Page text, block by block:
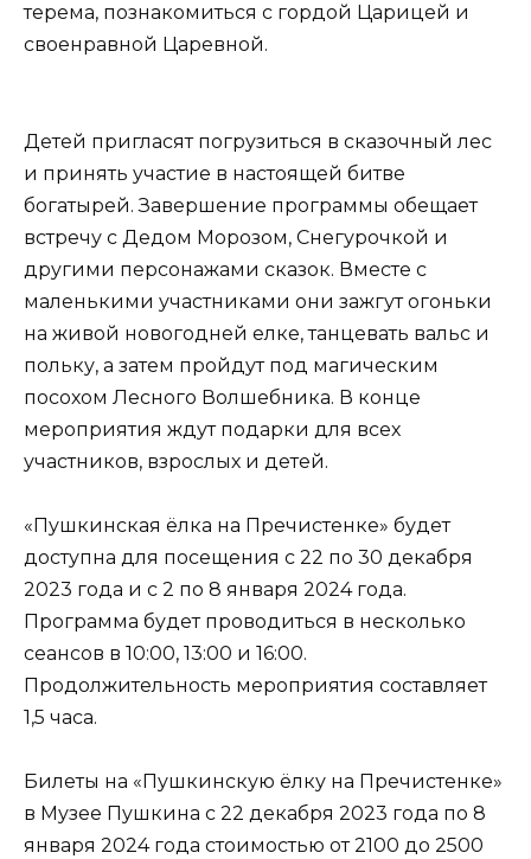
терема, познакомиться с гордой Царицей и
своенравной Царевной.
Детей пригласят погрузиться в сказочный лес
и принять участие в настоящей битве
богатырей. Завершение программы обещает
встречу с Дедом Морозом, Снегурочкой и
другими персонажами сказок. Вместе с
маленькими участниками они зажгут огоньки
на живой новогодней елке, танцевать вальс и
польку, а затем пройдут под магическим
посохом Лесного Волшебника. В конце
мероприятия ждут подарки для всех
участников, взрослых и детей.
«Пушкинская ёлка на Пречистенке» будет
доступна для посещения с 22 по 30 декабря
2023 года и с 2 по 8 января 2024 года.
Программа будет проводиться в несколько
сеансов в 10:00, 13:00 и 16:00.
Продолжительность мероприятия составляет
1,5 часа.
Билеты на «Пушкинскую ёлку на Пречистенке»
в Музее Пушкина с 22 декабря 2023 года по 8
января 2024 года стоимостью от 2100 до 2500